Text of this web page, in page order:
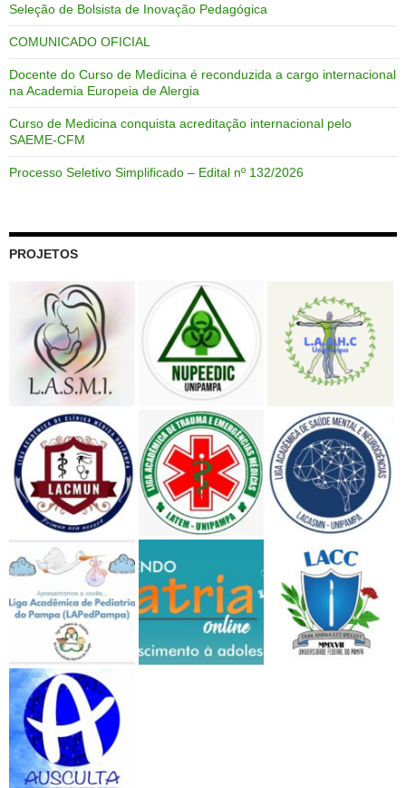
Seleção de Bolsista de Inovação Pedagógica
COMUNICADO OFICIAL
Docente do Curso de Medicina é reconduzida a cargo internacional
na Academia Europeia de Alergia
Curso de Medicina conquista acreditação internacional pelo
SAEME-CFM
Processo Seletivo Simplificado – Edital nº 132/2026
PROJETOS